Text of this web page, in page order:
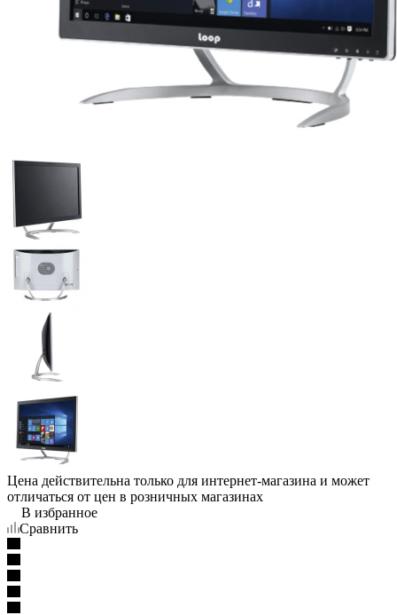
Цена действительна только для интернет-магазина и может
отличаться от цен в розничных магазинах
В избранное
Сравнить